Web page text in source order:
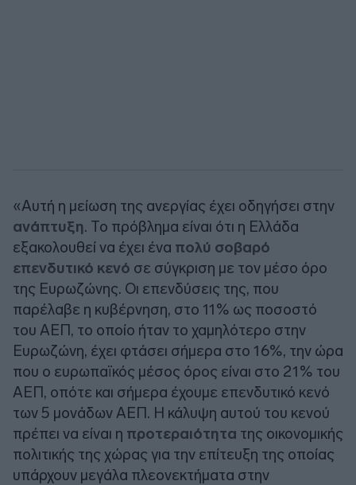
«Αυτή η μείωση της ανεργίας έχει οδηγήσει στην
ανάπτυξη. Το πρόβλημα είναι ότι η Ελλάδα
εξακολουθεί να έχει ένα πολύ σοβαρό
επενδυτικό κενό σε σύγκριση με τον μέσο όρο
της Ευρωζώνης. Οι επενδύσεις της, που
παρέλαβε η κυβέρνηση, στο 11% ως ποσοστό
του ΑΕΠ, το οποίο ήταν το χαμηλότερο στην
Ευρωζώνη, έχει φτάσει σήμερα στο 16%, την ώρα
που ο ευρωπαϊκός μέσος όρος είναι στο 21% του
ΑΕΠ, οπότε και σήμερα έχουμε επενδυτικό κενό
των 5 μονάδων ΑΕΠ. Η κάλυψη αυτού του κενού
πρέπει να είναι η προτεραιότητα της οικονομικής
πολιτικής της χώρας για την επίτευξη της οποίας
υπάρχουν μεγάλα πλεονεκτήματα στην